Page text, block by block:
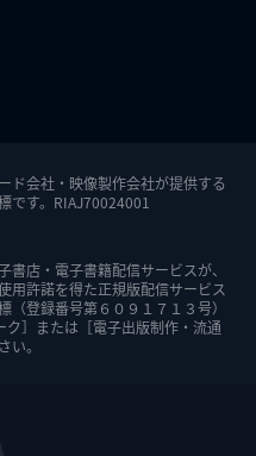
ド会社・映像製作会社が提供する
です。RIAJ70024001
書店・電子書籍配信サービスが、
用許諾を得た正規版配信サービス
（登録番号第６０９１７１３号）
ク］または［電子出版制作・流通
い。